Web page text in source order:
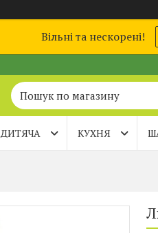
Вільні та нескорені!
ДИТЯЧА КУХНЯ